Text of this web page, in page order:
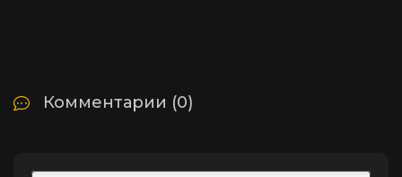
Комментарии (0)